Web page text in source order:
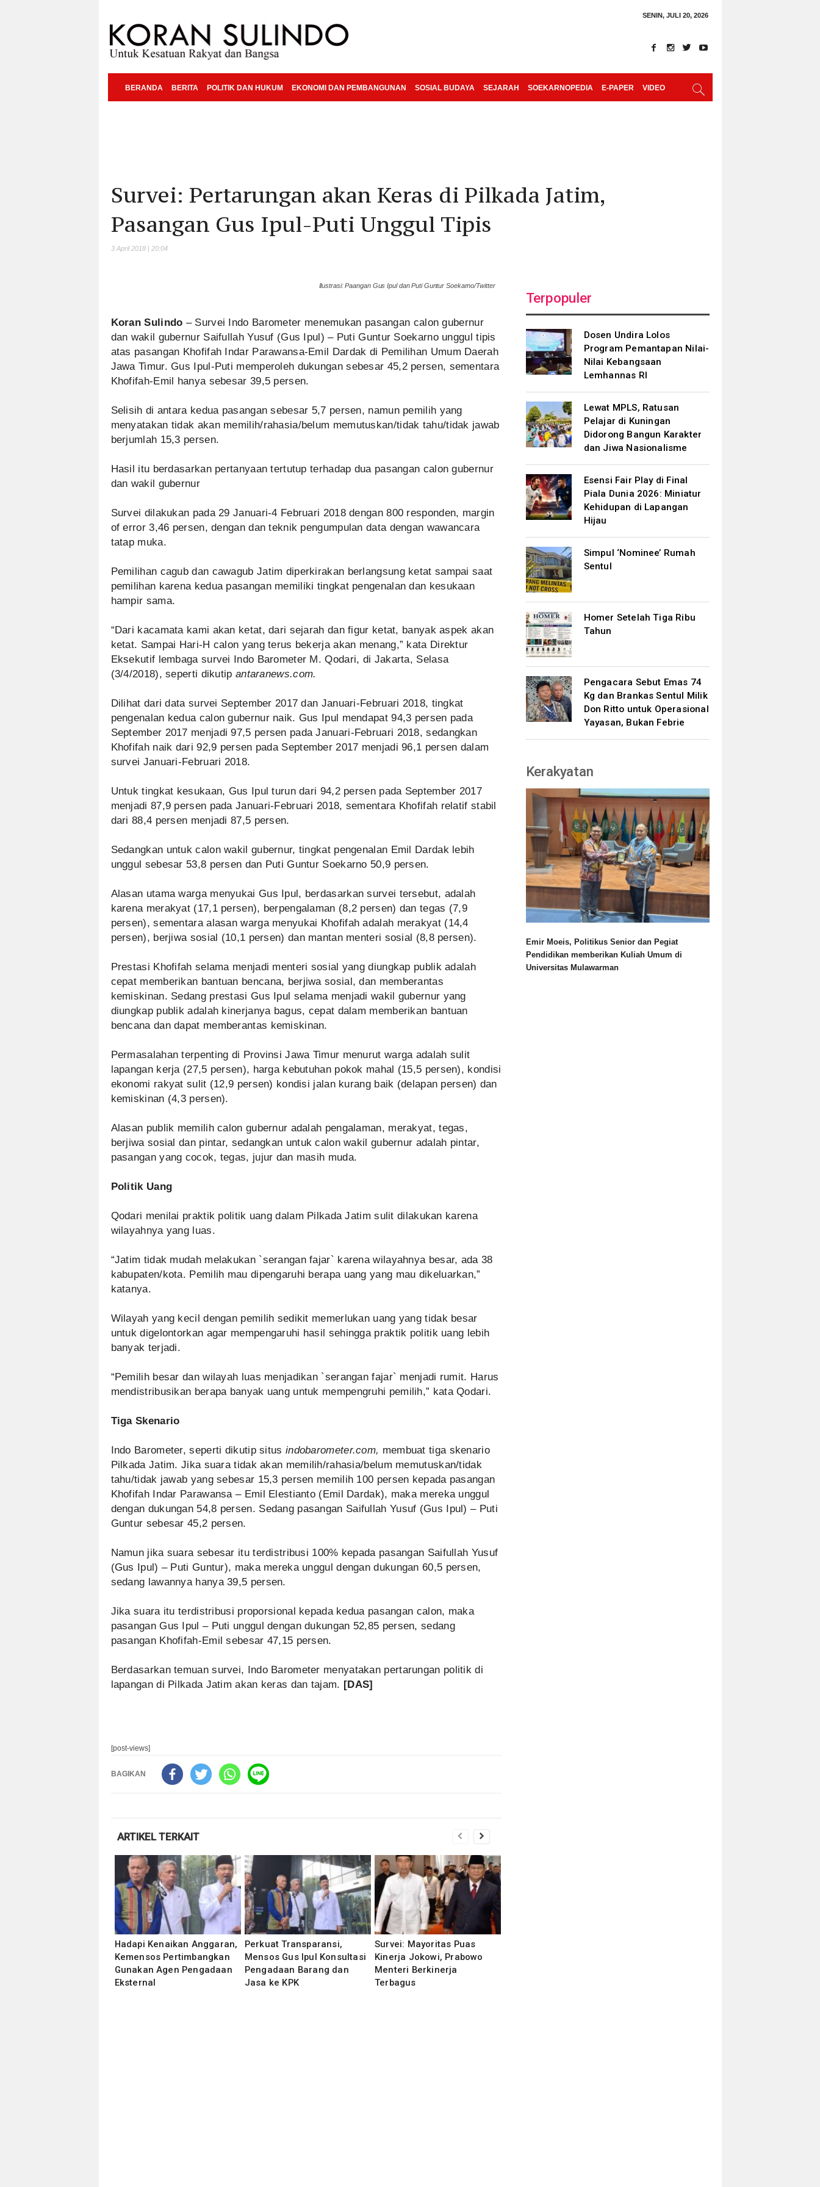
SENIN, JULI 20, 2026
BERANDA BERITA POLITIK DAN HUKUM EKONOMI DAN PEMBANGUNAN SOSIAL BUDAYA SEJARAH SOEKARNOPEDIA E-PAPER VIDEO
Survei: Pertarungan akan Keras di Pilkada Jatim,
Pasangan Gus Ipul-Puti Unggul Tipis
3 April 2018 | 20:04
Ilustrasi: Paangan Gus Ipul dan Puti Guntur Soekarno/Twitter
Koran Sulindo – Survei Indo Barometer menemukan pasangan calon gubernur
dan wakil gubernur Saifullah Yusuf (Gus Ipul) – Puti Guntur Soekarno unggul tipis
atas pasangan Khofifah Indar Parawansa-Emil Dardak di Pemilihan Umum Daerah
Jawa Timur. Gus Ipul-Puti memperoleh dukungan sebesar 45,2 persen, sementara
Khofifah-Emil hanya sebesar 39,5 persen.
Selisih di antara kedua pasangan sebesar 5,7 persen, namun pemilih yang
menyatakan tidak akan memilih/rahasia/belum memutuskan/tidak tahu/tidak jawab
berjumlah 15,3 persen.
Hasil itu berdasarkan pertanyaan tertutup terhadap dua pasangan calon gubernur
dan wakil gubernur
Survei dilakukan pada 29 Januari-4 Februari 2018 dengan 800 responden, margin
of error 3,46 persen, dengan dan teknik pengumpulan data dengan wawancara
tatap muka.
Pemilihan cagub dan cawagub Jatim diperkirakan berlangsung ketat sampai saat
pemilihan karena kedua pasangan memiliki tingkat pengenalan dan kesukaan
hampir sama.
“Dari kacamata kami akan ketat, dari sejarah dan figur ketat, banyak aspek akan
ketat. Sampai Hari-H calon yang terus bekerja akan menang,” kata Direktur
Eksekutif lembaga survei Indo Barometer M. Qodari, di Jakarta, Selasa
(3/4/2018), seperti dikutip antaranews.com.
Dilihat dari data survei September 2017 dan Januari-Februari 2018, tingkat
pengenalan kedua calon gubernur naik. Gus Ipul mendapat 94,3 persen pada
September 2017 menjadi 97,5 persen pada Januari-Februari 2018, sedangkan
Khofifah naik dari 92,9 persen pada September 2017 menjadi 96,1 persen dalam
survei Januari-Februari 2018.
Untuk tingkat kesukaan, Gus Ipul turun dari 94,2 persen pada September 2017
menjadi 87,9 persen pada Januari-Februari 2018, sementara Khofifah relatif stabil
dari 88,4 persen menjadi 87,5 persen.
Sedangkan untuk calon wakil gubernur, tingkat pengenalan Emil Dardak lebih
unggul sebesar 53,8 persen dan Puti Guntur Soekarno 50,9 persen.
Alasan utama warga menyukai Gus Ipul, berdasarkan survei tersebut, adalah
karena merakyat (17,1 persen), berpengalaman (8,2 persen) dan tegas (7,9
persen), sementara alasan warga menyukai Khofifah adalah merakyat (14,4
persen), berjiwa sosial (10,1 persen) dan mantan menteri sosial (8,8 persen).
Prestasi Khofifah selama menjadi menteri sosial yang diungkap publik adalah
cepat memberikan bantuan bencana, berjiwa sosial, dan memberantas
kemiskinan. Sedang prestasi Gus Ipul selama menjadi wakil gubernur yang
diungkap publik adalah kinerjanya bagus, cepat dalam memberikan bantuan
bencana dan dapat memberantas kemiskinan.
Permasalahan terpenting di Provinsi Jawa Timur menurut warga adalah sulit
lapangan kerja (27,5 persen), harga kebutuhan pokok mahal (15,5 persen), kondisi
ekonomi rakyat sulit (12,9 persen) kondisi jalan kurang baik (delapan persen) dan
kemiskinan (4,3 persen).
Alasan publik memilih calon gubernur adalah pengalaman, merakyat, tegas,
berjiwa sosial dan pintar, sedangkan untuk calon wakil gubernur adalah pintar,
pasangan yang cocok, tegas, jujur dan masih muda.
Politik Uang
Qodari menilai praktik politik uang dalam Pilkada Jatim sulit dilakukan karena
wilayahnya yang luas.
“Jatim tidak mudah melakukan `serangan fajar` karena wilayahnya besar, ada 38
kabupaten/kota. Pemilih mau dipengaruhi berapa uang yang mau dikeluarkan,”
katanya.
Wilayah yang kecil dengan pemilih sedikit memerlukan uang yang tidak besar
untuk digelontorkan agar mempengaruhi hasil sehingga praktik politik uang lebih
banyak terjadi.
“Pemilih besar dan wilayah luas menjadikan `serangan fajar` menjadi rumit. Harus
mendistribusikan berapa banyak uang untuk mempengruhi pemilih,” kata Qodari.
Tiga Skenario
Indo Barometer, seperti dikutip situs indobarometer.com, membuat tiga skenario
Pilkada Jatim. Jika suara tidak akan memilih/rahasia/belum memutuskan/tidak
tahu/tidak jawab yang sebesar 15,3 persen memilih 100 persen kepada pasangan
Khofifah Indar Parawansa – Emil Elestianto (Emil Dardak), maka mereka unggul
dengan dukungan 54,8 persen. Sedang pasangan Saifullah Yusuf (Gus Ipul) – Puti
Guntur sebesar 45,2 persen.
Namun jika suara sebesar itu terdistribusi 100% kepada pasangan Saifullah Yusuf
(Gus Ipul) – Puti Guntur), maka mereka unggul dengan dukungan 60,5 persen,
sedang lawannya hanya 39,5 persen.
Jika suara itu terdistribusi proporsional kepada kedua pasangan calon, maka
pasangan Gus Ipul – Puti unggul dengan dukungan 52,85 persen, sedang
pasangan Khofifah-Emil sebesar 47,15 persen.
Berdasarkan temuan survei, Indo Barometer menyatakan pertarungan politik di
lapangan di Pilkada Jatim akan keras dan tajam. [DAS]
[post-views]
BAGIKAN
ARTIKEL TERKAIT
Hadapi Kenaikan Anggaran,
Kemensos Pertimbangkan
Gunakan Agen Pengadaan
Eksternal
Perkuat Transparansi,
Mensos Gus Ipul Konsultasi
Pengadaan Barang dan
Jasa ke KPK
Survei: Mayoritas Puas
Kinerja Jokowi, Prabowo
Menteri Berkinerja
Terbagus
Terpopuler
Dosen Undira Lolos
Program Pemantapan Nilai-
Nilai Kebangsaan
Lemhannas RI
Lewat MPLS, Ratusan
Pelajar di Kuningan
Didorong Bangun Karakter
dan Jiwa Nasionalisme
Esensi Fair Play di Final
Piala Dunia 2026: Miniatur
Kehidupan di Lapangan
Hijau
Simpul ‘Nominee’ Rumah
Sentul
Homer Setelah Tiga Ribu
Tahun
Pengacara Sebut Emas 74
Kg dan Brankas Sentul Milik
Don Ritto untuk Operasional
Yayasan, Bukan Febrie
Kerakyatan
Emir Moeis, Politikus Senior dan Pegiat
Pendidikan memberikan Kuliah Umum di
Universitas Mulawarman